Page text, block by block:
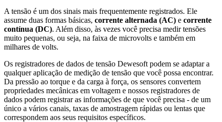
A tensão é um dos sinais mais frequentemente registrados. Ele
assume duas formas básicas, corrente alternada (AC) e corrente
contínua (DC). Além disso, às vezes você precisa medir tensões
muito pequenas, ou seja, na faixa de microvolts e também em
milhares de volts.
Os registradores de dados de tensão Dewesoft podem se adaptar a
qualquer aplicação de medição de tensão que você possa encontrar.
Da pressão ao torque e da carga à força, os sensores convertem
propriedades mecânicas em voltagem e nossos registradores de
dados podem registrar as informações de que você precisa - de um
único a vários canais, taxas de amostragem rápidas ou lentas que
correspondem aos seus requisitos específicos.